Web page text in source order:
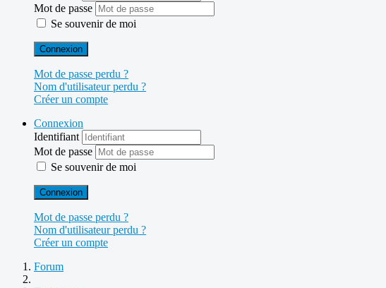
Mot de passe
Se souvenir de moi
Connexion
Mot de passe perdu ?
Nom d'utilisateur perdu ?
Créer un compte
Connexion
Identifiant
Mot de passe
Se souvenir de moi
Connexion
Mot de passe perdu ?
Nom d'utilisateur perdu ?
Créer un compte
Forum